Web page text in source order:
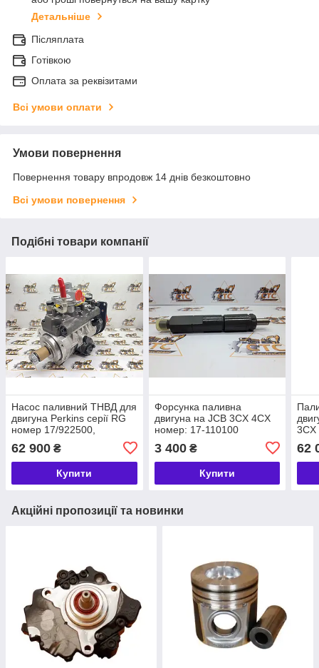
Детальніше
Післяплата
Готівкою
Оплата за реквізитами
Всі умови оплати
Умови повернення
Повернення товару впродовж 14 днів безкоштовно
Всі умови повернення
Подібні товари компанії
Насос паливний ТНВД для
двигуна Perkins серії RG
номер 17/922500,
93/20А396G, 9320A342G
62 900 ₴
Купити
Форсунка паливна
двигуна на JCB 3CX 4CX
номер: 17-110100
3 400₴
Купити
62
Акційні пропозиції та новинки